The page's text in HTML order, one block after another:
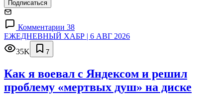
Подписаться
Комментарии 38
ЕЖЕДНЕВНЫЙ ХАБР | 6 АВГ 2026
35K
7
Как я воевал с Яндексом и решил
проблему «мертвых душ» на диске